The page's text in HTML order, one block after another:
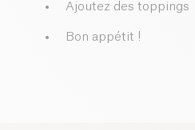
Ajoutez des toppings
Bon appétit !